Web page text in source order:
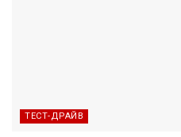
ТЕСТ-ДРАЙВ